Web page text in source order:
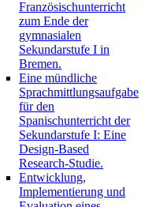
Französischunterricht
zum Ende der
gymnasialen
Sekundarstufe I in
Bremen.
Eine mündliche
Sprachmittlungsaufgabe
für den
Spanischunterricht der
Sekundarstufe I: Eine
Design-Based
Research-Studie.
Entwicklung,
Implementierung und